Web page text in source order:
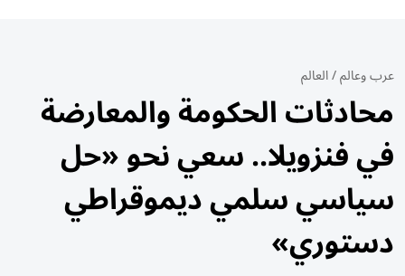
عرب وعالم/العالم
محادثات الحكومة والمعارضة
في فنزويلا.. سعي نحو «حل
سياسي سلمي ديموقراطي
دستوري»